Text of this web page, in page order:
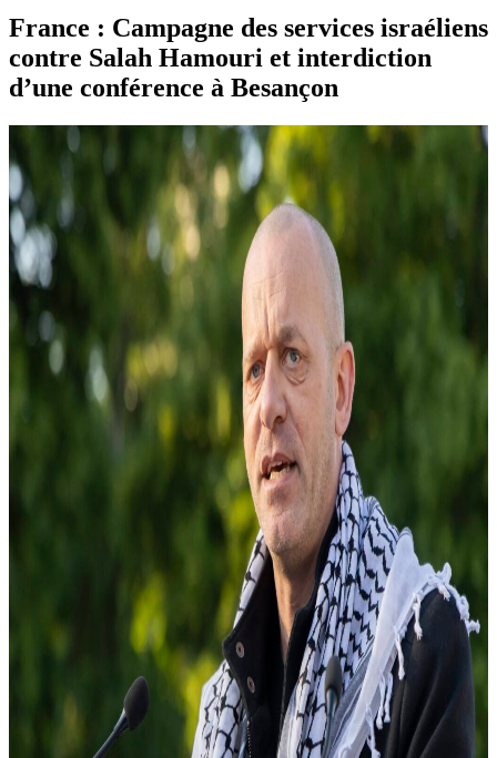
France : Campagne des services israéliens
contre Salah Hamouri et interdiction
d’une conférence à Besançon